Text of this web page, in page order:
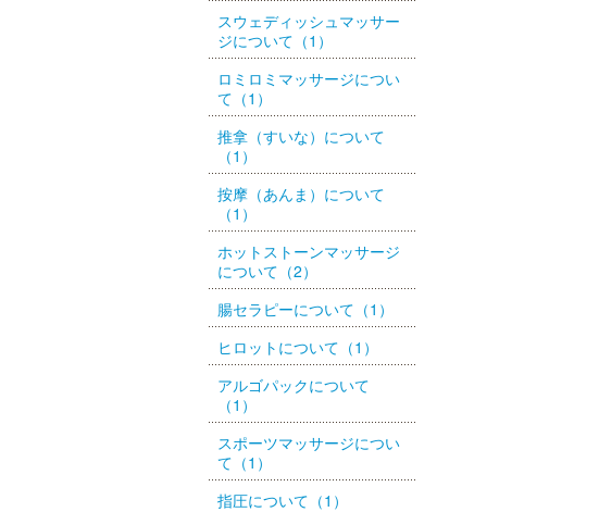
スウェディッシュマッサー
ジについて（1）
ロミロミマッサージについ
て（1）
推拿（すいな）について
（1）
按摩（あんま）について
（1）
ホットストーンマッサージ
について（2）
腸セラピーについて（1）
ヒロットについて（1）
アルゴパックについて
（1）
スポーツマッサージについ
て（1）
指圧について（1）